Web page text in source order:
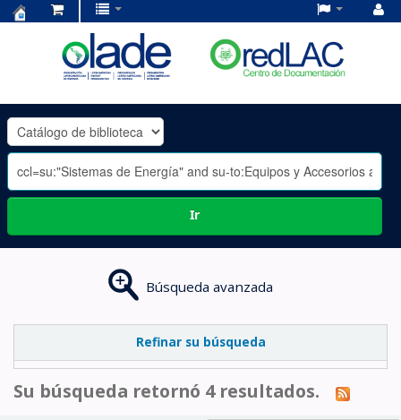
OLADE
-
Ir
Búsqueda avanzada
Refinar su búsqueda
Su búsqueda retornó 4 resultados.